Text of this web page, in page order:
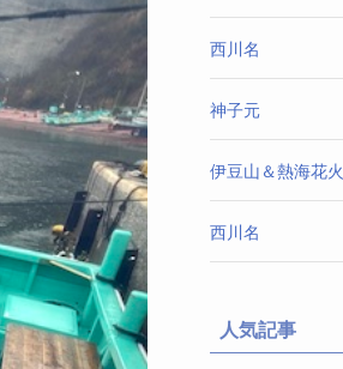
西川名
神子元
伊豆山＆熱海花火
西川名
人気記事